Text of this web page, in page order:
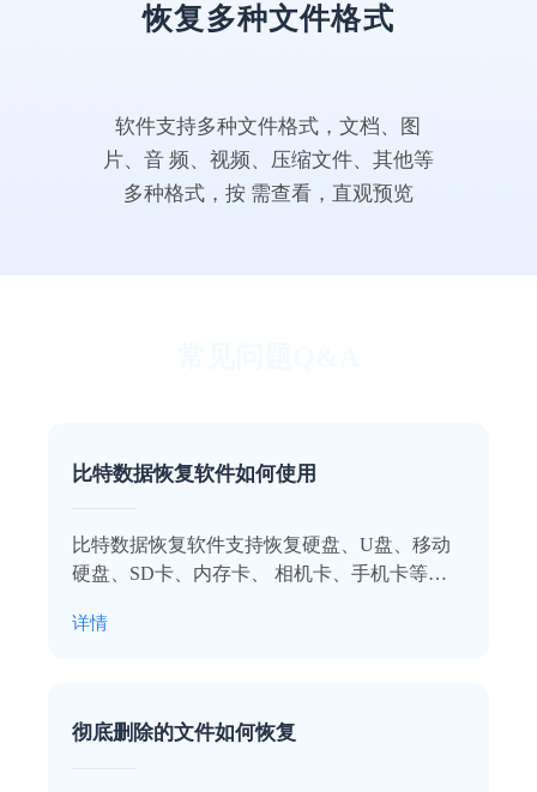
恢复多种文件格式
软件支持多种文件格式，文档、图
片、音 频、视频、压缩文件、其他等
多种格式，按 需查看，直观预览
比特数据恢复软件如何使用
比特数据恢复软件支持恢复硬盘、U盘、移动
硬盘、SD卡、内存卡、 相机卡、手机卡等多
详情
彻底删除的文件如何恢复
没想到恢复效果这么好
上的数据，我的毕业照片都恢复回来了~特此
来点赞一下这个数据恢复软件。
這婆外心
恢复回来，误删或清空回收站再也不慌了，
Amla_Tustiz